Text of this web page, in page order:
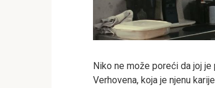
Niko ne može poreći da joj
Verhovena, koja je njenu